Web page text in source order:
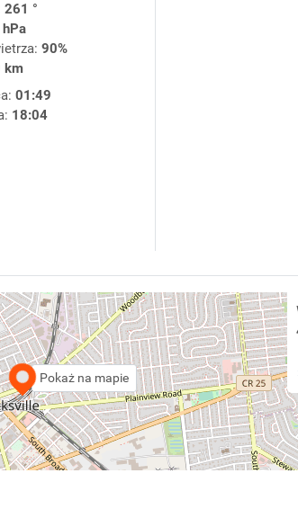
261 °
90%
km
01:49
18:04
Pokaż na mapie